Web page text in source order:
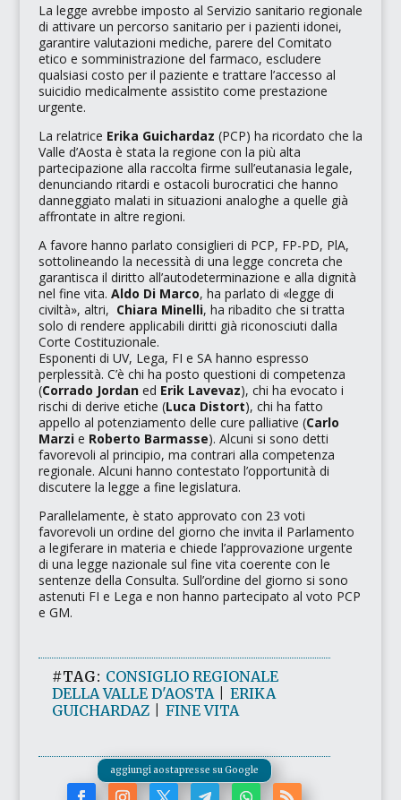
La legge avrebbe imposto al Servizio sanitario regionale
di attivare un percorso sanitario per i pazienti idonei,
garantire valutazioni mediche, parere del Comitato
etico e somministrazione del farmaco, escludere
qualsiasi costo per il paziente e trattare l’accesso al
suicidio medicalmente assistito come prestazione
urgente.
La relatrice Erika Guichardaz (PCP) ha ricordato che la
Valle d’Aosta è stata la regione con la più alta
partecipazione alla raccolta firme sull’eutanasia legale,
denunciando ritardi e ostacoli burocratici che hanno
danneggiato malati in situazioni analoghe a quelle già
affrontate in altre regioni.
A favore hanno parlato consiglieri di PCP, FP-PD, PlA,
sottolineando la necessità di una legge concreta che
garantisca il diritto all’autodeterminazione e alla dignità
nel fine vita. Aldo Di Marco, ha parlato di «legge di
civiltà», altri, Chiara Minelli, ha ribadito che si tratta
solo di rendere applicabili diritti già riconosciuti dalla
Corte Costituzionale.
Esponenti di UV, Lega, FI e SA hanno espresso
perplessità. C’è chi ha posto questioni di competenza
(Corrado Jordaned Erik Lavevaz), chi ha evocato i
rischi di derive etiche (Luca Distort), chi ha fatto
appello al potenziamento delle cure palliative (Carlo
Marzie Roberto Barmasse). Alcuni si sono detti
favorevoli al principio, ma contrari alla competenza
regionale. Alcuni hanno contestato l’opportunità di
discutere la legge a fine legislatura.
Parallelamente, è stato approvato con 23 voti
favorevoli un ordine del giorno che invita il Parlamento
a legiferare in materia e chiede l’approvazione urgente
di una legge nazionale sul fine vita coerente con le
sentenze della Consulta. Sull’ordine del giorno si sono
astenuti FI e Lega e non hanno partecipato al voto PCP
e GM.
#TAG: CONSIGLIO REGIONALE
DELLA VALLE D'AOSTA| ERIKA
GUICHARDAZ| FINE VITA
aggiungi aostapresse su Google